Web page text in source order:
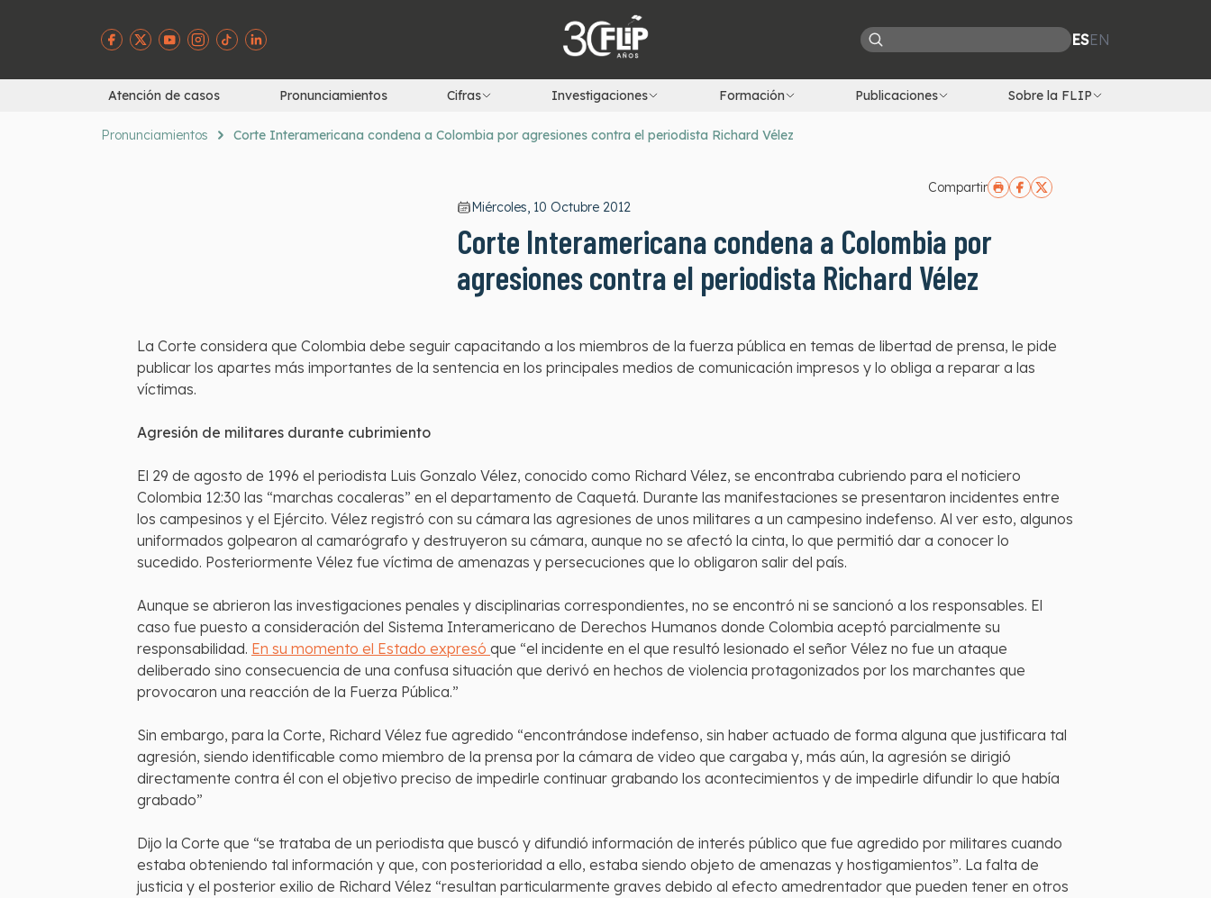
ESEN
Atención de casos Pronunciamientos Cifras Investigaciones Formación Publicaciones Sobre la FLIP
Pronunciamientos Corte Interamericana condena a Colombia por agresiones contra el periodista Richard Vélez
Compartir
Miércoles, 10 Octubre 2012
Corte Interamericana condena a Colombia por
agresiones contra el periodista Richard Vélez
La Corte considera que Colombia debe seguir capacitando a los miembros de la fuerza pública en temas de libertad de prensa, le pide
publicar los apartes más importantes de la sentencia en los principales medios de comunicación impresos y lo obliga a reparar a las
víctimas.
Agresión de militares durante cubrimiento
El 29 de agosto de 1996 el periodista Luis Gonzalo Vélez, conocido como Richard Vélez, se encontraba cubriendo para el noticiero
Colombia 12:30 las “marchas cocaleras” en el departamento de Caquetá. Durante las manifestaciones se presentaron incidentes entre
los campesinos y el Ejército. Vélez registró con su cámara las agresiones de unos militares a un campesino indefenso. Al ver esto, algunos
uniformados golpearon al camarógrafo y destruyeron su cámara, aunque no se afectó la cinta, lo que permitió dar a conocer lo
sucedido. Posteriormente Vélez fue víctima de amenazas y persecuciones que lo obligaron salir del país.
Aunque se abrieron las investigaciones penales y disciplinarias correspondientes, no se encontró ni se sancionó a los responsables. El
caso fue puesto a consideración del Sistema Interamericano de Derechos Humanos donde Colombia aceptó parcialmente su
responsabilidad. En su momento el Estado expresó que “el incidente en el que resultó lesionado el señor Vélez no fue un ataque
deliberado sino consecuencia de una confusa situación que derivó en hechos de violencia protagonizados por los marchantes que
provocaron una reacción de la Fuerza Pública.”
Sin embargo, para la Corte, Richard Vélez fue agredido “encontrándose indefenso, sin haber actuado de forma alguna que justificara tal
agresión, siendo identificable como miembro de la prensa por la cámara de video que cargaba y, más aún, la agresión se dirigió
directamente contra él con el objetivo preciso de impedirle continuar grabando los acontecimientos y de impedirle difundir lo que había
grabado”
Dijo la Corte que “se trataba de un periodista que buscó y difundió información de interés público que fue agredido por militares cuando
estaba obteniendo tal información y que, con posterioridad a ello, estaba siendo objeto de amenazas y hostigamientos”. La falta de
justicia y el posterior exilio de Richard Vélez “resultan particularmente graves debido al efecto amedrentador que pueden tener en otros